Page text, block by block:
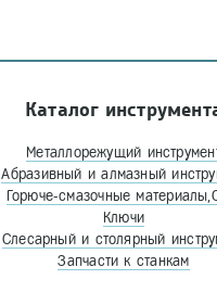
Каталог
Металлорежущий
Абразивный и алмазный
Горюче-смазочные
Ключи
Слесарный и столярный
Запчасти к станкам